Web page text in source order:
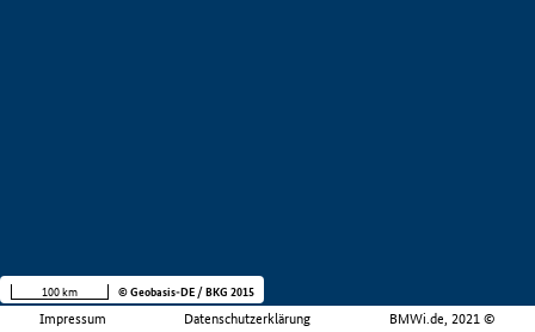
Impressum Datenschutzerklärung BMWi.de, 2021 ©
100 km © Geobasis-DE / BKG 2015